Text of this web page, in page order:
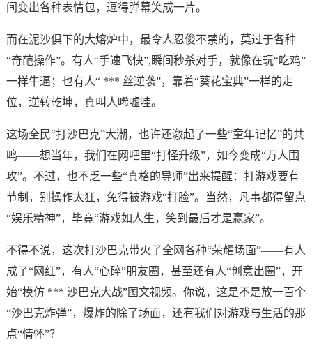
间变出各种表情包，逗得弹幕笑成一片。
而在泥沙俱下的大熔炉中，最令人忍俊不禁的，莫过于各种
“奇葩操作”。有人“手速飞快”,瞬间秒杀对手，就像在玩“吃鸡”
一样牛逼；也有人“ *** 丝逆袭”，靠着“葵花宝典”一样的走
位，逆转乾坤，真叫人唏嘘哇。
这场全民“打沙巴克”大潮，也许还激起了一些“童年记忆”的共
鸣——想当年，我们在网吧里“打怪升级”，如今变成“万人围
攻”。不过，也不乏一些“真格的导师”出来提醒：打游戏要有
节制，别操作太狂，免得被游戏“打脸”。当然，凡事都得留点
“娱乐精神”，毕竟“游戏如人生，笑到最后才是赢家”。
不得不说，这次打沙巴克带火了全网各种“荣耀场面”——有人
成了“网红”，有人“心碎”朋友圈，甚至还有人“创意出圈”，开
始“模仿 *** 沙巴克大战”图文视频。你说，这是不是放一百个
“沙巴克炸弹”，爆炸的除了场面，还有我们对游戏与生活的那
点“情怀”？